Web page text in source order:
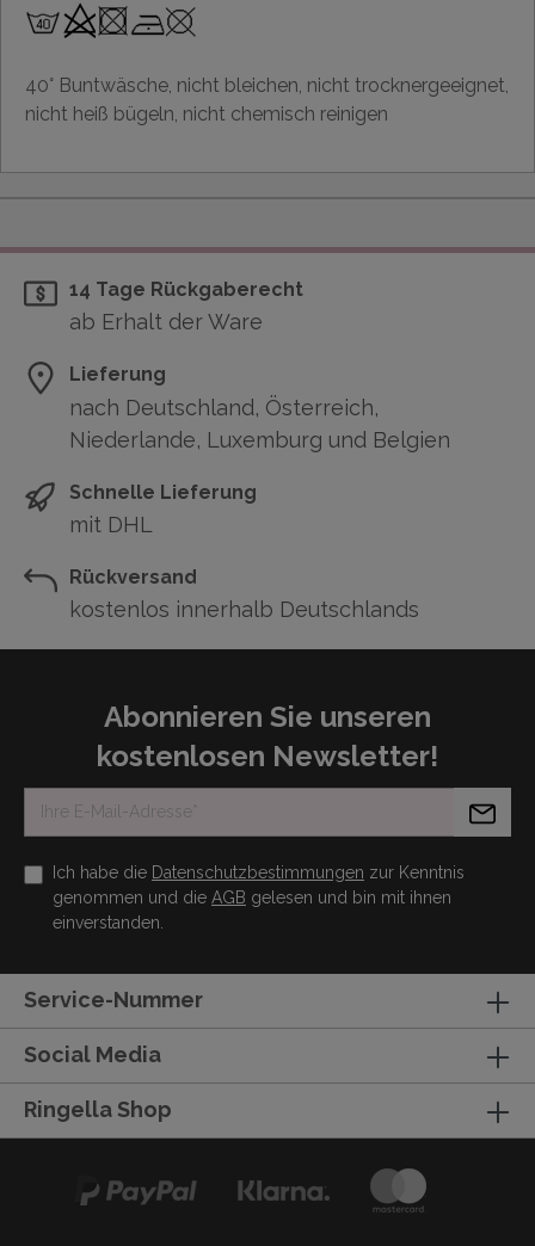
40° Buntwäsche, nicht bleichen, nicht trocknergeeignet,
nicht heiß bügeln, nicht chemisch reinigen
14 Tage Rückgaberecht
ab Erhalt der Ware
Lieferung
nach Deutschland, Österreich,
Niederlande, Luxemburg und Belgien
Schnelle Lieferung
mit DHL
Rückversand
kostenlos innerhalb Deutschlands
Abonnieren Sie unseren
kostenlosen Newsletter!
Ich habe die Datenschutzbestimmungen zur Kenntnis
genommen und die AGB gelesen und bin mit ihnen
einverstanden.
Service-Nummer
Social Media
Ringella Shop